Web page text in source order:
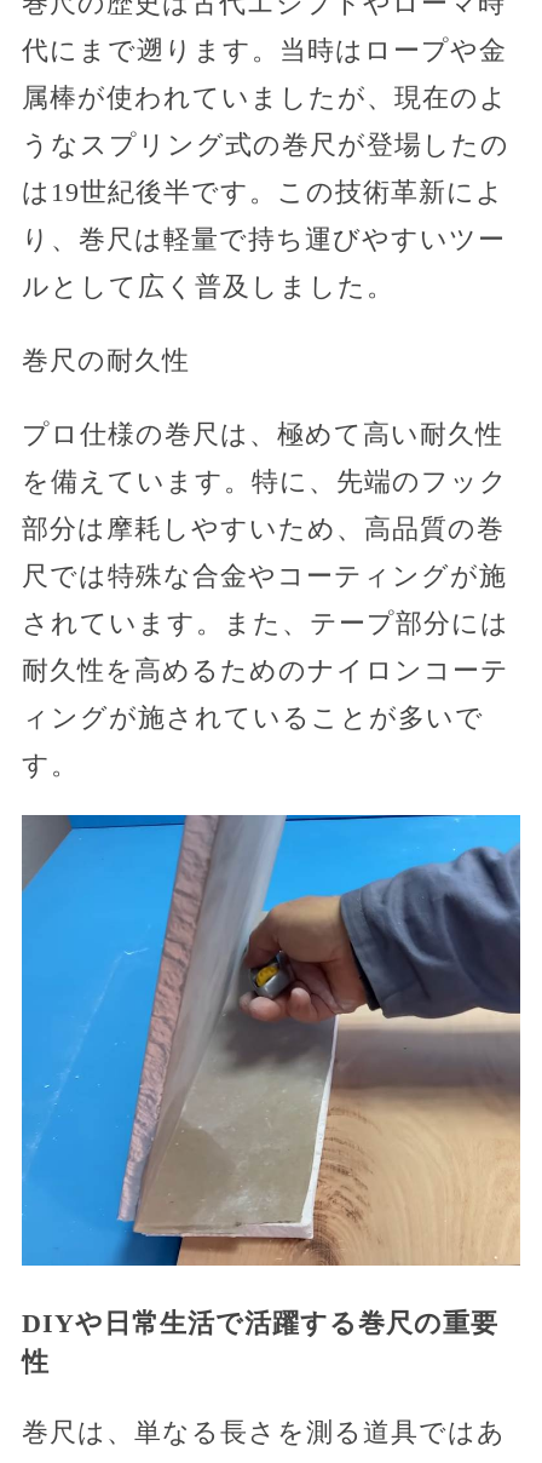
代にまで遡ります。当時はロープや金
属棒が使われていましたが、現在のよ
うなスプリング式の巻尺が登場したの
は19世紀後半です。この技術革新によ
り、巻尺は軽量で持ち運びやすいツー
ルとして広く普及しました。
巻尺の耐久性
プロ仕様の巻尺は、極めて高い耐久性
を備えています。特に、先端のフック
部分は摩耗しやすいため、高品質の巻
尺では特殊な合金やコーティングが施
されています。また、テープ部分には
耐久性を高めるためのナイロンコーテ
ィングが施されていることが多いで
す。
DIYや日常生活で活躍する巻尺の重要
性
巻尺は、単なる長さを測る道具ではあ